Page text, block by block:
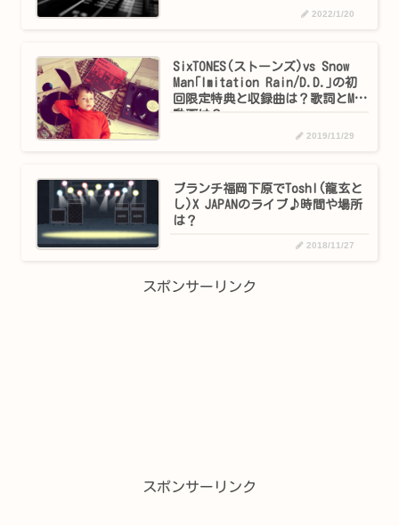
2022/1/20
SixTONES(ストーンズ)vs Snow
Man｢Imitation Rain/D.D.｣の初
回限定特典と収録曲は？歌詞とMV
動画は？
2019/11/29
ブランチ福岡下原でToshl(龍玄と
し)X JAPANのライブ♪時間や場所
は？
2018/11/27
スポンサーリンク
スポンサーリンク